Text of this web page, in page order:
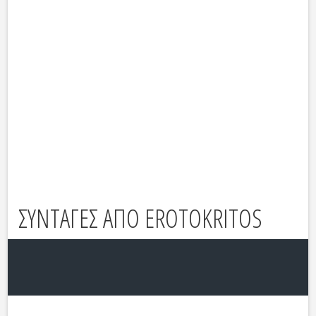
ΣΥΝΤΑΓΕΣ ΑΠΟ EROTOKRITOS